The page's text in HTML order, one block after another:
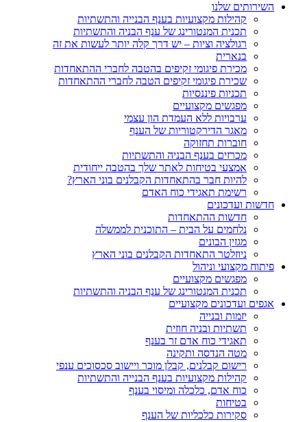
השירותים שלנו
קהילות מקצועיות בענף הבנייה והתשתיות
תכנית המנטורינג של ענף הבניה והתשתיות
רגולציה וציות – יש דרך קלה יותר לעשות את זה
בנארית
מכירת פיגומי זקיפים בהטבה לחברי ההתאחדות
שכירת פיגומי זקיפים הטבה לחברי ההתאחדות
תכניות פיננסיות
מפגשים מקצועיים
ערבויות ללא העמדת הון עצמי
מאגר הדירקטוריות של הענף
חוברות תחזוקה
מכרזים בענף הבניה והתשתיות
אמצעי בטיחות לאתר שלך בהטבה ייחודית
להיות חבר בהתאחדות הקבלנים בוני הארץ?
רשימת תאגידי כוח האדם
חדשות ועדכונים
חדשות ההתאחדות
נלחמים על הבית – התוכנית לממשלה
מגזין הבונים
ניוזלטר התאחדות הקבלנים בוני הארץ
פיתוח מקצועי וניהול
מפגשים מקצועיים
תכנית המנטורינג של ענף הבניה והתשתיות
אגפים ועדכונים מקצועיים
יזמות ובנייה
תשתיות ובניה חוזית
תאגידי כוח אדם זר בענף
מטה הנדסה ותקינה
רישום קבלנים, קבלן מוכר ויישוב סכסוכים ענפי
קהילות מקצועיות בענף הבנייה והתשתיות
כוח אדם, כלכלה ומיסוי בענף
בטיחות
סקירות כלכליות של הענף